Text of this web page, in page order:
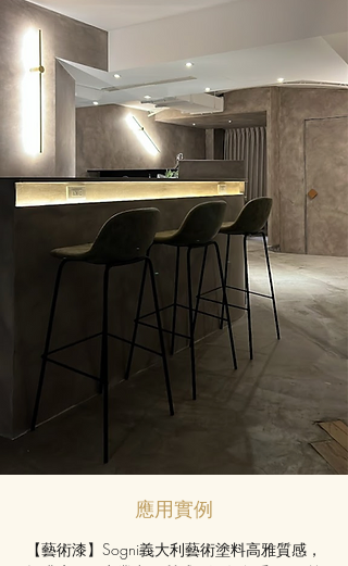
​應用實例
【藝術漆】Sogni義大利藝術塗料高雅質感，